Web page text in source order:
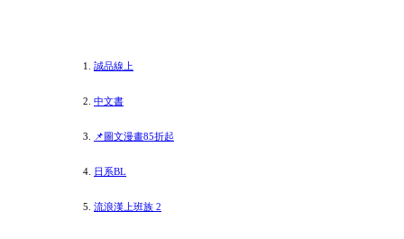
誠品線上
中文書
📌圖文漫畫85折起
日系BL
流浪漢上班族 2